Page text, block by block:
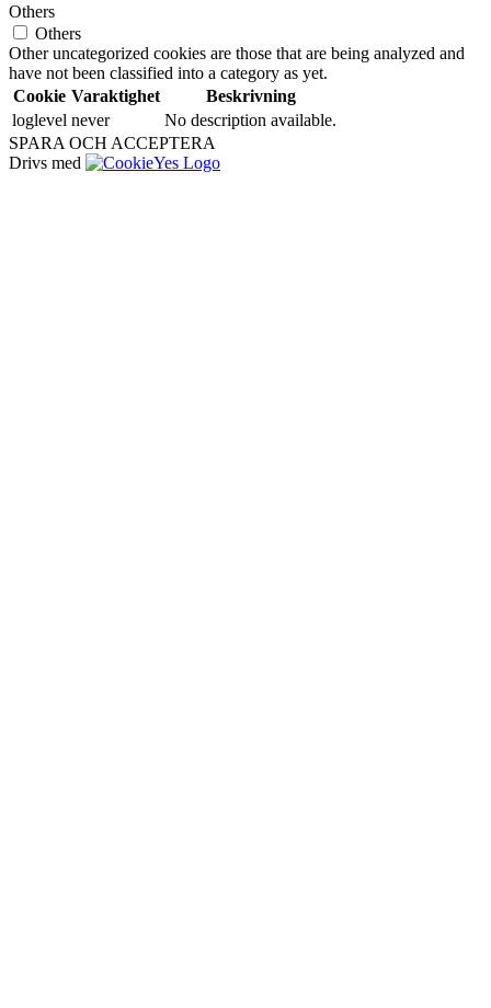
Others
Others
Other uncategorized cookies are those that are being analyzed and
have not been classified into a category as yet.
Cookie Varaktighet
Beskrivning
loglevel never
No description available.
SPARA OCH ACCEPTERA
Drivs med